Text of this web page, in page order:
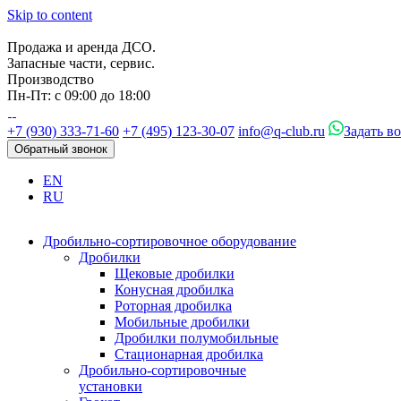
Skip to content
Продажа и аренда ДСО.
Запасные части, сервис.
Производство
Пн-Пт: с 09:00 до 18:00
+7 (930) 333-71-60 +7 (495) 123-30-07 info@q-club.ru Задать
Обратный звонок
EN
RU
Дробильно-сортировочное оборудование
Дробилки
Щековые дробилки
Конусная дробилка
Роторная дробилка
Мобильные дробилки
Дробилки полумобильные
Стационарная дробилка
Дробильно-сортировочные
установки